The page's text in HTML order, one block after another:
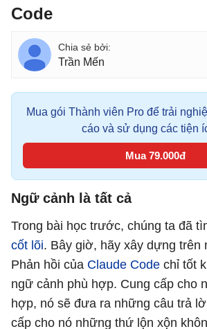
Code
Trần Mến
Mua gói Thành viên Pro để trải
cáo và sử dụng các tiện
Mua 79.000đ
Ngữ cảnh là tất cả
Trong bài học trước, chúng ta đã
cốt lõi. Bây giờ, hãy xây dựng trên
Phản hồi của Claude Code chỉ tốt
ngữ cảnh phù hợp. Cung cấp cho
hợp, nó sẽ đưa ra những câu trả
cấp cho nó những thứ lộn xộn